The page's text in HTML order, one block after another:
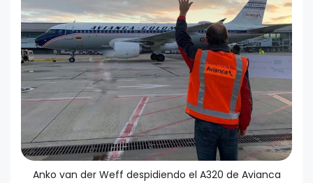
Anko van der Weff despidiendo el A320 de Avianca